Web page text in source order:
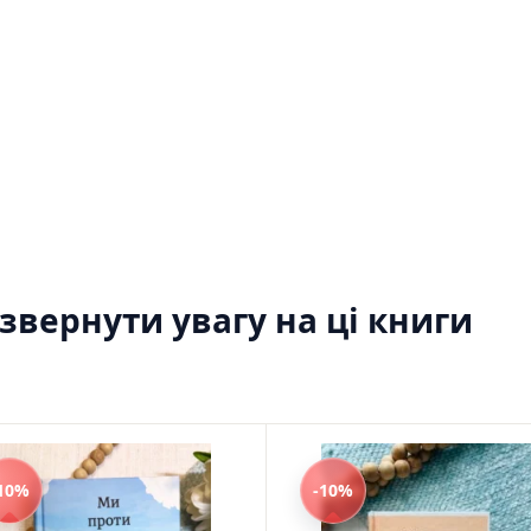
увагу на ці книги
-10%